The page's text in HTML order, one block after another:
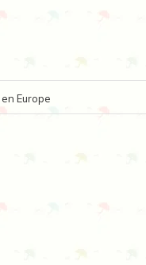
Europe